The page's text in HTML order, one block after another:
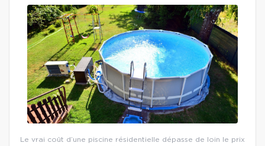
Le vrai coût d’une piscine résidentielle dépasse de loin le prix